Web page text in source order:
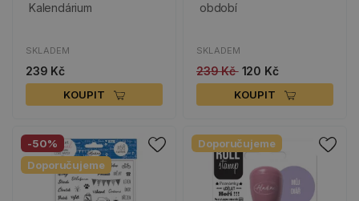
Kalendárium
SKLADEM
239 Kč
KOUPIT
období
SKLADEM
239 Kč 120 Kč
KOUPIT
-50%
Doporučujeme
Doporučujeme